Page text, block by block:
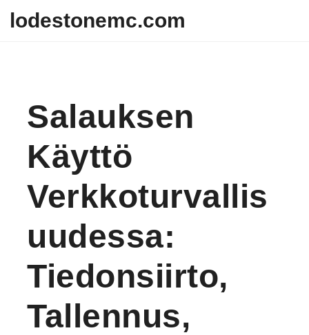
lodestonemc.com
Salauksen
Käyttö
Verkkoturvallis
Uudessa:
Tiedonsiirto,
Tallennus,